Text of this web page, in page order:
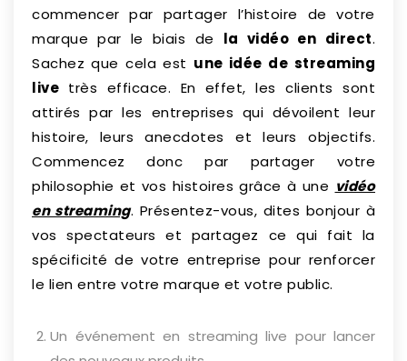
commencer par partager l’histoire de votre
marque par le biais de la vidéo en direct.
Sachez que cela est une idée de streaming
live très efficace. En effet, les clients sont
attirés par les entreprises qui dévoilent leur
histoire, leurs anecdotes et leurs objectifs.
Commencez donc par partager votre
philosophie et vos histoires grâce à une vidéo
en streaming. Présentez-vous, dites bonjour à
vos spectateurs et partagez ce qui fait la
spécificité de votre entreprise pour renforcer
le lien entre votre marque et votre public.
Un événement en streaming live pour lancer